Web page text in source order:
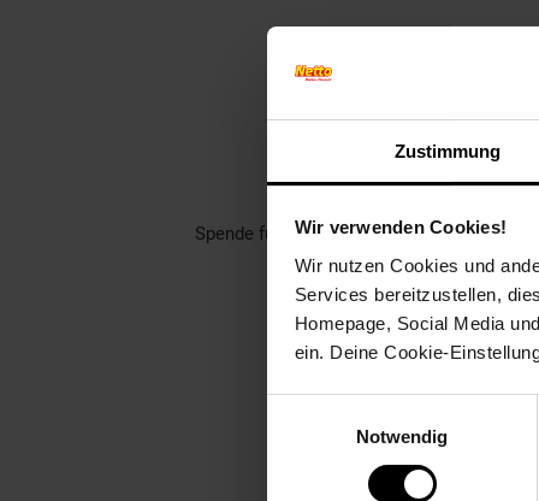
Zustimmung
Wir verwenden Cookies!
Wir nutzen Cookies und
Services bereitzustellen,
Homepage, Social Media
ein. Deine Cookie-
Notwendig
Finde
Unterstütze
Spende für einen Verein in deiner Region,